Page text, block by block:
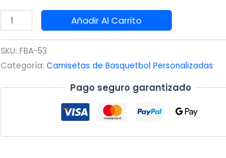
Camisetas
de
Basquet
Dorado
Añadir Al Carrito
SKU: FBA-53
Categoría: Camisetas de Basquetbol Personalizadas
Pago seguro garantizado